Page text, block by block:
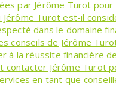
par Jérôme Turot pour
Jérôme Turot est-il
dans le domaine
conseils de Jérôme
à la réussite financière
contacter Jérôme Turot
en tant que